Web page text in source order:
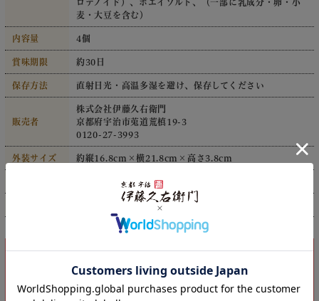
ロテノイド）、ホエイソルト、（一部に乳成分・卵・小
麦・大豆を含む）
内容量 4個
賞味期限 約30日
保存方法 直射日光・高温多湿を避け、保存してください
販売者
株式会社伊藤久右衛門
京都府宇治市莵道荒槙19-3
0120-27-3993
外装サイズ 約縦16.8cm×横21.8cm×高さ3.8cm
約直径4.1cm×高さ3.0cm
卵、乳、小麦、大豆